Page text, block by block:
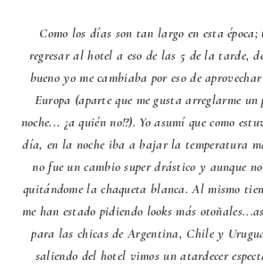
Como los días son tan largo en esta época;
regresar al hotel a eso de las 5 de la tarde,
bueno yo me cambiaba por eso de
Europa (aparte que me gusta arreglarme
noche... ¿a quién no!?). Yo asumí que como
día, en la noche iba a bajar la temperatura
no fue un cambio super drástico y aunque
quitándome la chaqueta blanca. Al mismo
me han estado pidiendo looks más
para las chicas de Argentina, Chile y
saliendo del hotel vimos un atardecer